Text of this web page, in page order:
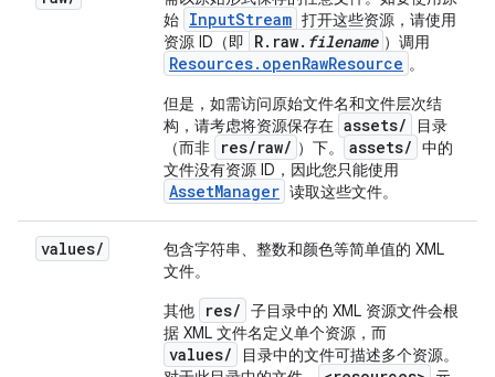
始 InputStream 打开这些资源，请使用
资源 ID（即
R.raw. filename ）调用
Resources.openRawResource 。
但是，如需访问原始文件名和文件层次结
构，请考虑将资源保存在 assets/
目录
（而非
res/raw/ ）下。 assets/ 中的
文件没有资源 ID，因此您只能使用
AssetManager 读取这些文件。
values/
包含字符串、整数和颜色等简单值的 XML
文件。
其他
res/ 子目录中的 XML 资源文件会根
据 XML 文件名定义单个资源，而
values/
目录中的文件可描述多个资源。